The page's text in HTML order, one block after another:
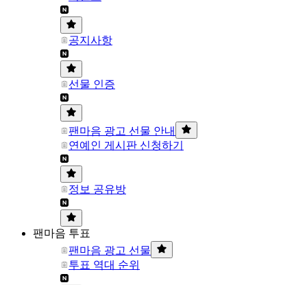
공지사항
선물 인증
팬마음 광고 선물 안내
연예인 게시판 신청하기
정보 공유방
팬마음 투표
팬마음 광고 선물
투표 역대 순위